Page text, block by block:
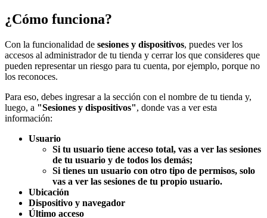
¿Cómo funciona?
Con la funcionalidad de sesiones y dispositivos, puedes ver los
accesos al administrador de tu tienda y cerrar los que consideres que
pueden representar un riesgo para tu cuenta, por ejemplo, porque no
los reconoces.
Para eso, debes ingresar a la sección con el nombre de tu tienda y,
luego, a "Sesiones y dispositivos", donde vas a ver esta
información:
Usuario
Si tu usuario tiene acceso total, vas a ver las sesiones
de tu usuario y de todos los demás;
Si tienes un usuario con otro tipo de permisos, solo
vas a ver las sesiones de tu propio usuario.
Ubicación
Dispositivo y navegador
Último acceso